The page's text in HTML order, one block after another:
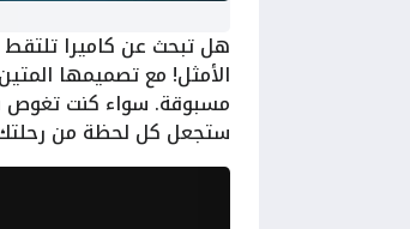
مسبوقة. سواء كنت تغوص
ستجعل كل لحظة من